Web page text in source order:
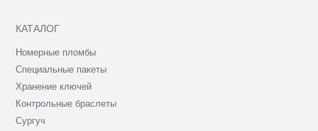
КАТАЛОГ
Номерные пломбы
Специальные пакеты
Хранение ключей
Контрольные браслеты
Сургуч